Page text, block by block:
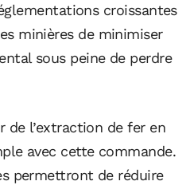
croissantes
minières de minimiser
sous peine de perdre
de l’extraction de fer en
avec cette commande.
permettront de réduire